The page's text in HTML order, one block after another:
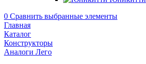
0 Сравнить выбранные элементы
Главная
Каталог
Конструкторы
Аналоги Лего